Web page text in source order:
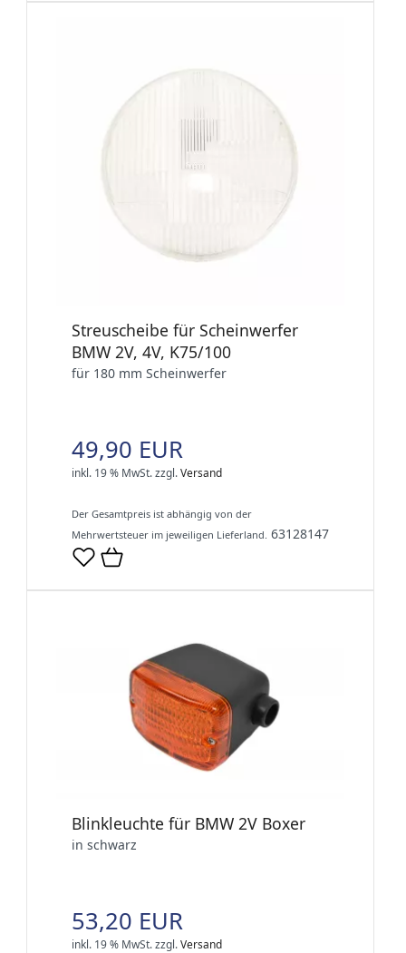
Streuscheibe für Scheinwerfer
BMW 2V, 4V, K75/100
für 180 mm Scheinwerfer
49,90 EUR
inkl. 19 % MwSt.zzgl.Versand
Der Gesamtpreis ist abhängig von der
Mehrwertsteuer im jeweiligen Lieferland. 63128147
Blinkleuchte für BMW 2V Boxer
in schwarz
53,20 EUR
inkl. 19 % MwSt.zzgl.Versand